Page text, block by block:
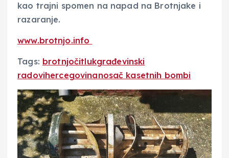
kao trajni spomen na napad na Brotnjake i
razaranje.
www.brotnjo.info
Tags: brotnjočitlukgrađevinski
radovihercegovinanosač kasetnih bombi